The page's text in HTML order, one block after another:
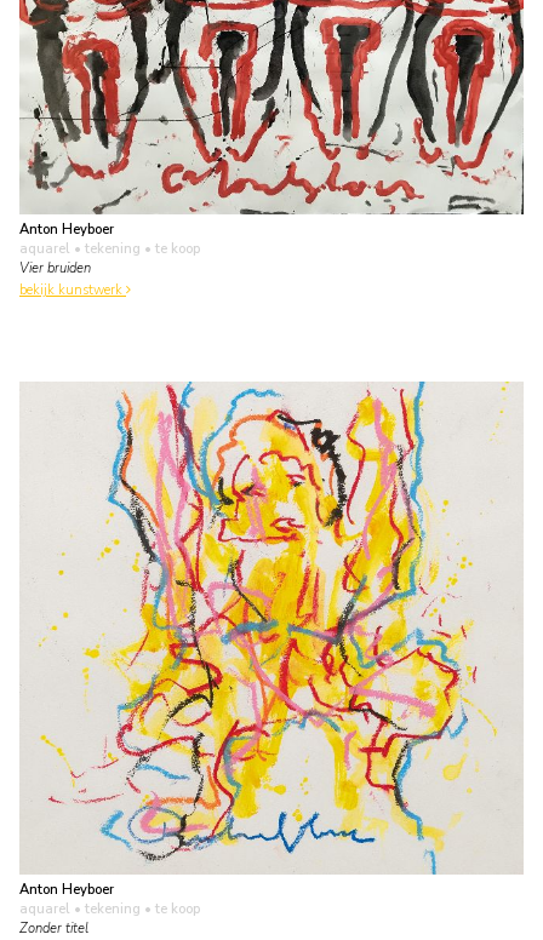
Anton Heyboer
aquarel • tekening • te koop
Vier bruiden
bekijk kunstwerk
Anton Heyboer
aquarel • tekening • te koop
Zonder titel